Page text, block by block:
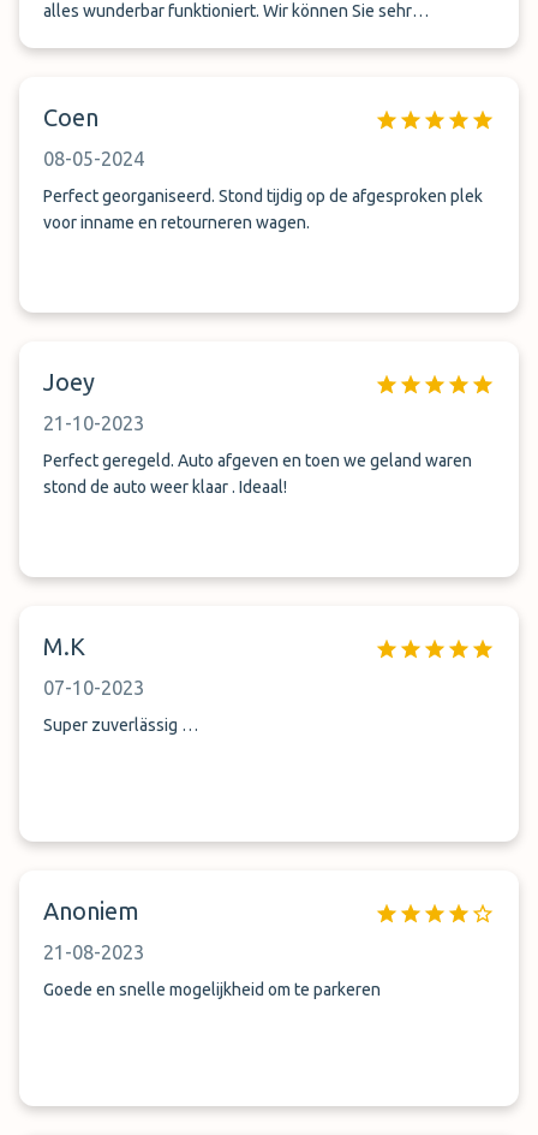
alles wunderbar funktioniert. Wir können Sie sehr
Coen
08-05-2024
Perfect georganiseerd. Stond tijdig op de afgesproken plek
voor inname en retourneren wagen.
Joey
21-10-2023
Perfect geregeld. Auto afgeven en toen we geland waren
stond de auto weer klaar . Ideaal!
M.K
07-10-2023
Super zuverlässig …
Anoniem
21-08-2023
Goede en snelle mogelijkheid om te parkeren